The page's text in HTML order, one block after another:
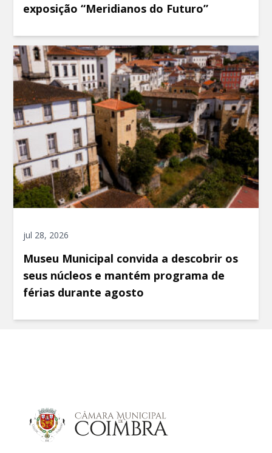
exposição “Meridianos do Futuro”
jul 28, 2026
Museu Municipal convida a descobrir os
seus núcleos e mantém programa de
férias durante agosto